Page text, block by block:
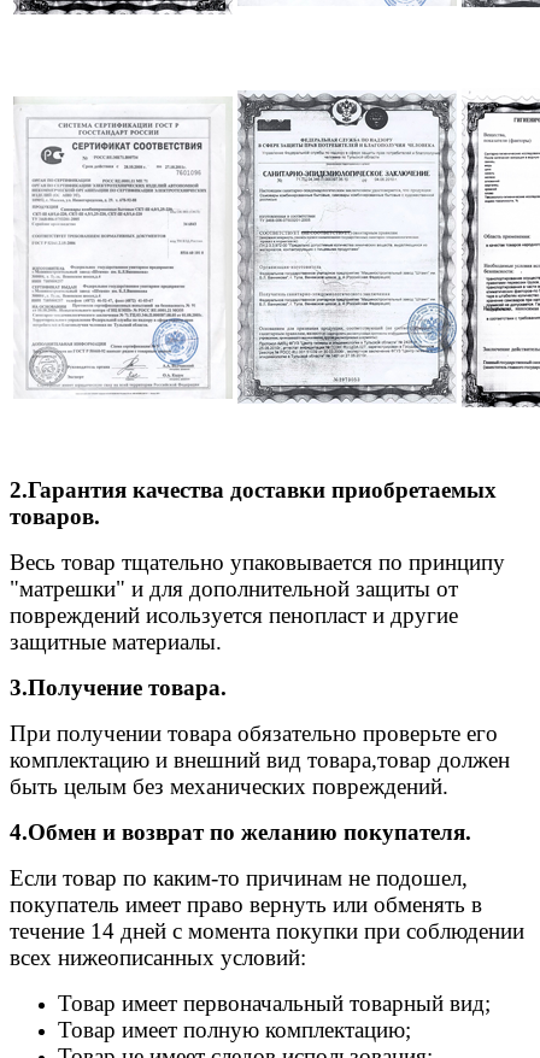
2.Гарантия качества доставки приобретаемых
товаров.
Весь товар тщательно упаковывается по принципу
"матрешки" и для дополнительной защиты от
повреждений исользуется пенопласт и другие
защитные материалы.
3.Получение товара.
При получении товара обязательно проверьте его
комплектацию и внешний вид товара,товар должен
быть целым без механических повреждений.
4.Обмен и возврат по желанию покупателя.
Если товар по каким-то причинам не подошел,
покупатель имеет право вернуть или обменять в
течение 14 дней с момента покупки при соблюдении
всех нижеописанных условий:
Товар имеет первоначальный товарный вид;
Товар имеет полную комплектацию;